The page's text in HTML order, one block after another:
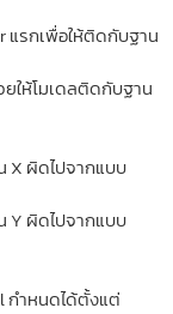
แรกเพื่อให้ติดกับฐาน
ห้โมเดลติดกับฐาน
X ผิดไปจากแบบ
Y ผิดไปจากแบบ
กำหนดได้ตั้งแต่